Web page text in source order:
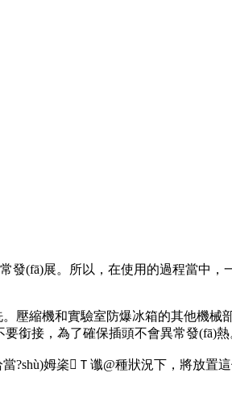
展。所以，在使用的過程當中，
。壓縮機和實驗室防爆冰箱的其他機械
，為了確保插頭不會異常發(fā)熱
姆秶Ｔ谶@種狀況下，將放置這